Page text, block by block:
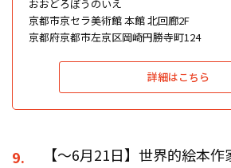
おおどろぼうのいえ
京都市京セラ美術館 本館 北回廊2F
京都府京都市左京区岡崎円勝寺町124
詳細はこちら
9.
【〜6月21日】世界的絵本